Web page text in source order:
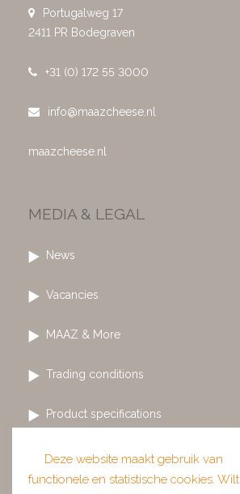
Portugalweg 17
2411 PR Bodegraven
+31 (0) 172 55 3000
info@maazcheese.nl
maazcheese.nl
MEDIA & LEGAL
News
Vacancies
MAAZ & More
Trading conditions
Product specifications
Privacy and Cookies
Deze website maakt gebruik van
functionele en statistische cookies. Wilt